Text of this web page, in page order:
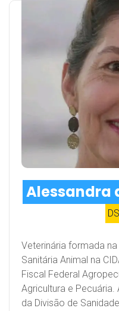
Alessandra
Veterinária formada
Sanitária Animal na
Fiscal Federal
Agricultura e
da Divisão de